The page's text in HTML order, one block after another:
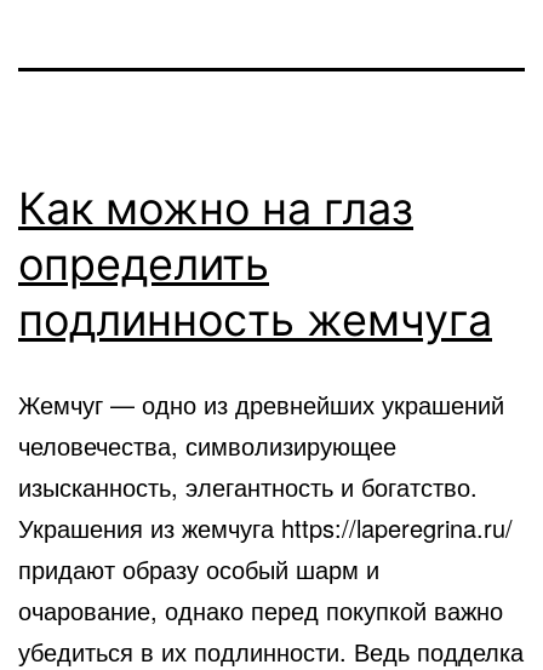
Как можно на глаз
определить
подлинность жемчуга
Жемчуг — одно из древнейших украшений
человечества, символизирующее
изысканность, элегантность и богатство.
Украшения из жемчуга https://laperegrina.ru/
придают образу особый шарм и
очарование, однако перед покупкой важно
убедиться в их подлинности. Ведь подделка